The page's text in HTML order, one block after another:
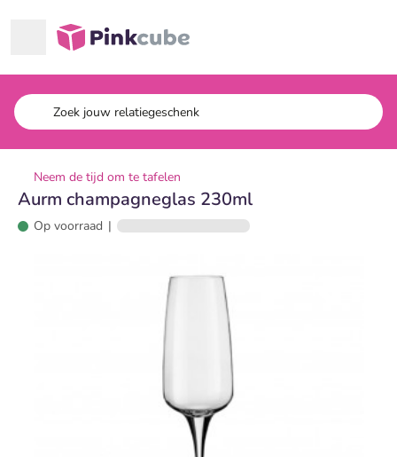
Pinkcube
Neem de tijd om te tafelen
Aurm champagneglas 230ml
Op voorraad |